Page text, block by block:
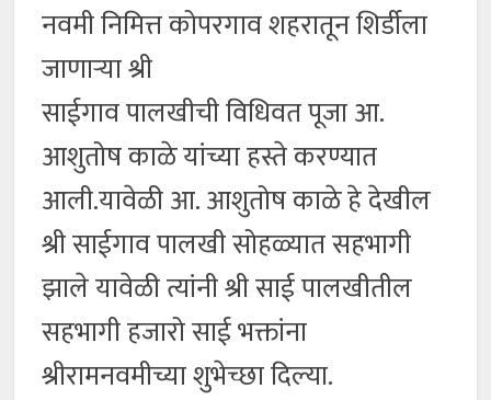
नवमी निमित्त कोपरगाव शहरातून शिर्डीला
जाणाऱ्या श्री
साईगाव पालखीची विधिवत पूजा आ.
आशुतोष काळे यांच्या हस्ते करण्यात
आली.यावेळी आ. आशुतोष काळे हे देखील
श्री साईगाव पालखी सोहळ्यात सहभागी
झाले यावेळी त्यांनी श्री साई पालखीतील
सहभागी हजारो साई भक्तांना
श्रीरामनवमीच्या शुभेच्छा दिल्या.